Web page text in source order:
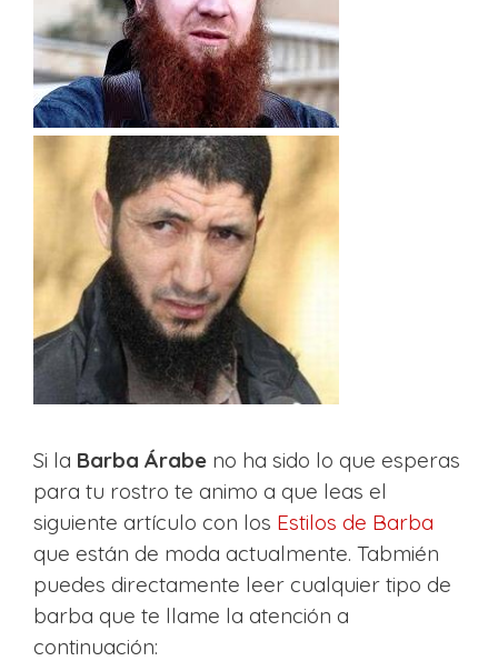
Si la Barba Árabe no ha sido lo que esperas
para tu rostro te animo a que leas el
siguiente artículo con los Estilos de Barba
que están de moda actualmente. Tabmién
puedes directamente leer cualquier tipo de
barba que te llame la atención a
continuación: